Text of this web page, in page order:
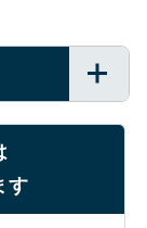
す